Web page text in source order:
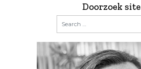
Doorzoek site